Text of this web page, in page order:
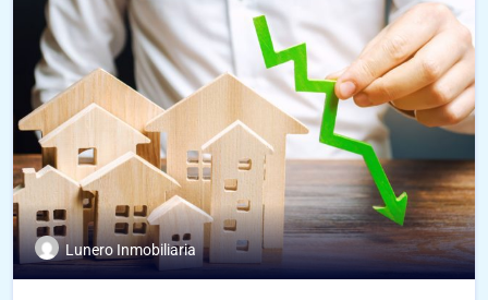
Lunero Inmobiliaria